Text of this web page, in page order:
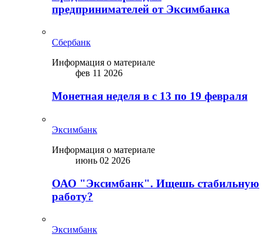
предпринимателей от Эксимбанка
Сбербанк
Информация о материале
фев 11 2026
Монетная неделя в с 13 по 19 февраля
Эксимбанк
Информация о материале
июнь 02 2026
ОАО "Эксимбанк". Ищешь стабильную
работу?
Эксимбанк